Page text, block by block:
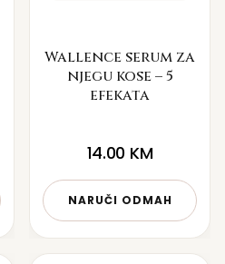
Wallence serum za
njegu kose – 5
efekata
14.00 KM
NARUČI ODMAH